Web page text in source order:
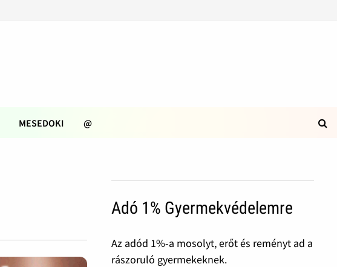
MESEDOKI @
Adó 1% Gyermekvédelemre
Az adód 1%-a mosolyt, erőt és reményt ad a
rászoruló gyermekeknek.